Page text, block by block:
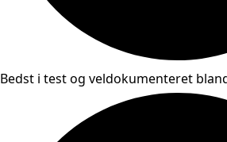
Bedst i test og veldokumenteret